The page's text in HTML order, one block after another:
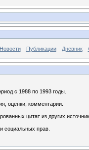
Новости Публикации Дневник
с 1988 по 1993 годы.
оценки, комментарии.
цитат из других
социальных прав.